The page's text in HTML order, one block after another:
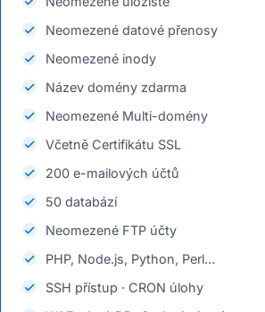
Neomezené datové přenosy
Neomezené inody
Název domény zdarma
Neomezené Multi-domény
Včetně Certifikátu SSL
200 e-mailových účtů
50 databází
Neomezené FTP účty
PHP, Node.js, Python, Perl…
SSH přístup · CRON úlohy